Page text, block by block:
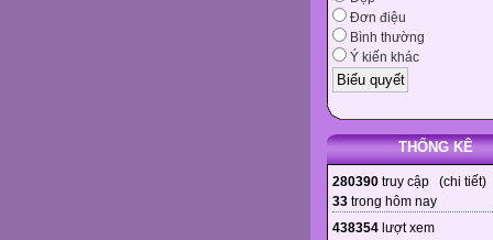
Đơn điệu
Bình thường
Ý kiến khác
THỐNG KÊ
280390 truy cập (chi tiết)
33 trong hôm nay
438354 lượt xem